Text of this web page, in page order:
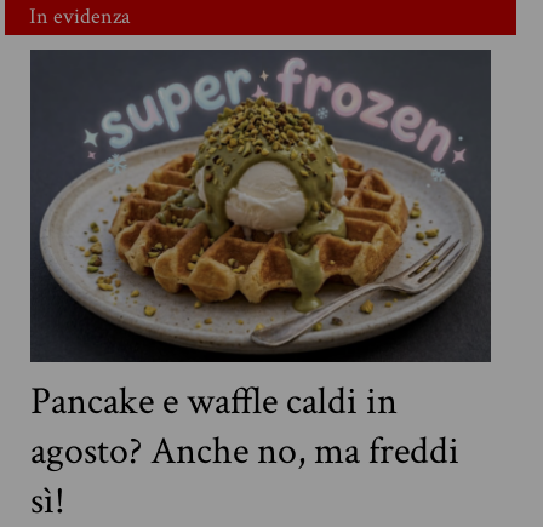
In evidenza
Pancake e waffle caldi in
agosto? Anche no, ma freddi
sì!